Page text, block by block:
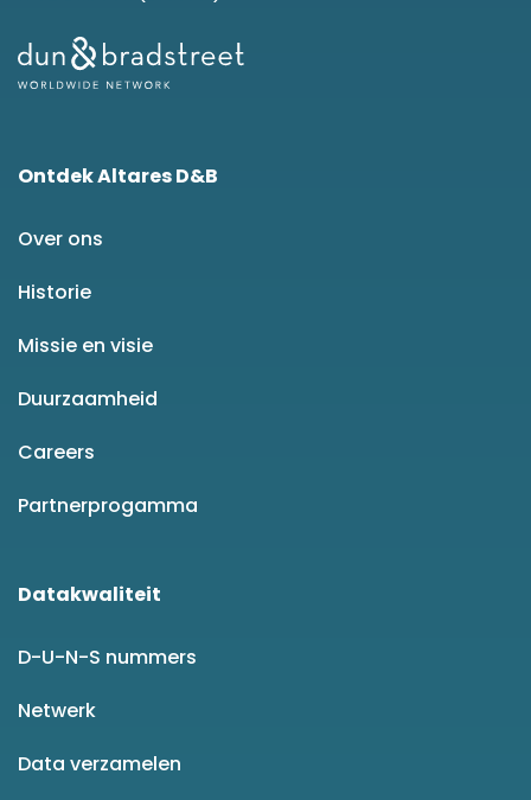
Ontdek Altares D&B
Over ons
Historie
Missie en visie
Duurzaamheid
Careers
Partnerprogamma
Datakwaliteit
D-U-N-S nummers
Netwerk
Data verzamelen